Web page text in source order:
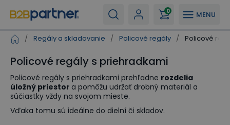
MENU
0
/ Regály a skladovanie / Policové regály / Policové
Policové regály s priehradkami
Policové regály s priehradkami prehľadne rozdelia
úložný priestor a pomôžu udržať drobný materiál a
súčiastky vždy na svojom mieste.
Vďaka tomu sú ideálne do dielní či skladov.